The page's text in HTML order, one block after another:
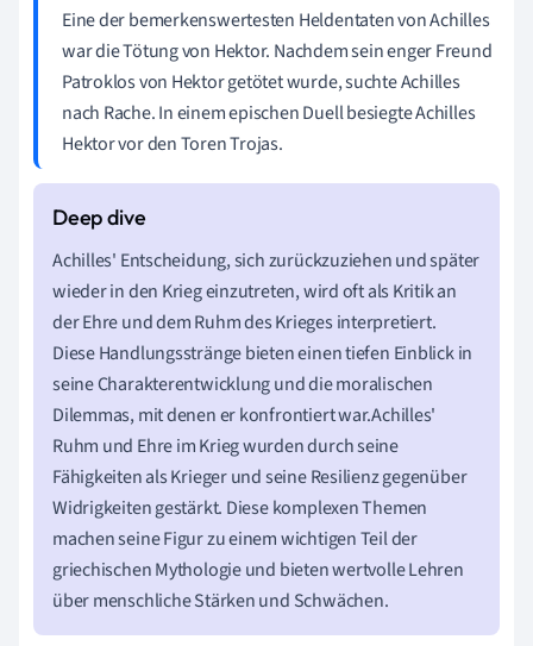
Eine der bemerkenswertesten Heldentaten von Achilles
war die Tötung von Hektor. Nachdem sein enger Freund
Patroklos von Hektor getötet wurde, suchte Achilles
nach Rache. In einem epischen Duell besiegte Achilles
Hektor vor den Toren Trojas.
Achilles' Entscheidung, sich zurückzuziehen und später
wieder in den Krieg einzutreten, wird oft als Kritik an
der Ehre und dem Ruhm des Krieges interpretiert.
Diese Handlungsstränge bieten einen tiefen Einblick in
seine Charakterentwicklung und die moralischen
Dilemmas, mit denen er konfrontiert war.Achilles'
Ruhm und Ehre im Krieg wurden durch seine
Fähigkeiten als Krieger und seine Resilienz gegenüber
Widrigkeiten gestärkt. Diese komplexen Themen
machen seine Figur zu einem wichtigen Teil der
griechischen Mythologie und bieten wertvolle Lehren
über menschliche Stärken und Schwächen.